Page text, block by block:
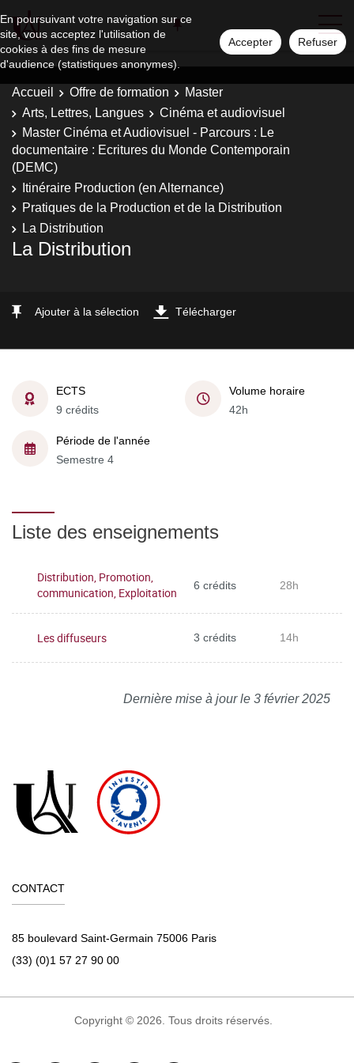
En poursuivant votre navigation sur ce
site, vous acceptez l'utilisation de
cookies à des fins de mesure
d'audience (statistiques anonymes).
Accepter Refuser
Accueil Offre de formation
Master
Arts, Lettres, Langues
Cinéma et audiovisuel
Master Cinéma et Audiovisuel - Parcours : Le
documentaire : Ecritures du Monde Contemporain
(DEMC)
Itinéraire Production (en Alternance)
Pratiques de la Production et de la Distribution
La Distribution
La Distribution
Ajouter à la sélection Télécharger
ECTS
9 crédits
Volume horaire
42h
Période de l'année
Semestre 4
Liste des enseignements
Distribution, Promotion,
communication, Exploitation
6 crédits 28h
Les diffuseurs 3 crédits 14h
Dernière mise à jour le 3 février 2025
CONTACT
85 boulevard Saint-Germain 75006 Paris
(33) (0)1 57 27 90 00
Copyright © 2026. Tous droits réservés.